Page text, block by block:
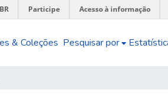
Participe Acesso à informação
& Coleções Pesquisar por